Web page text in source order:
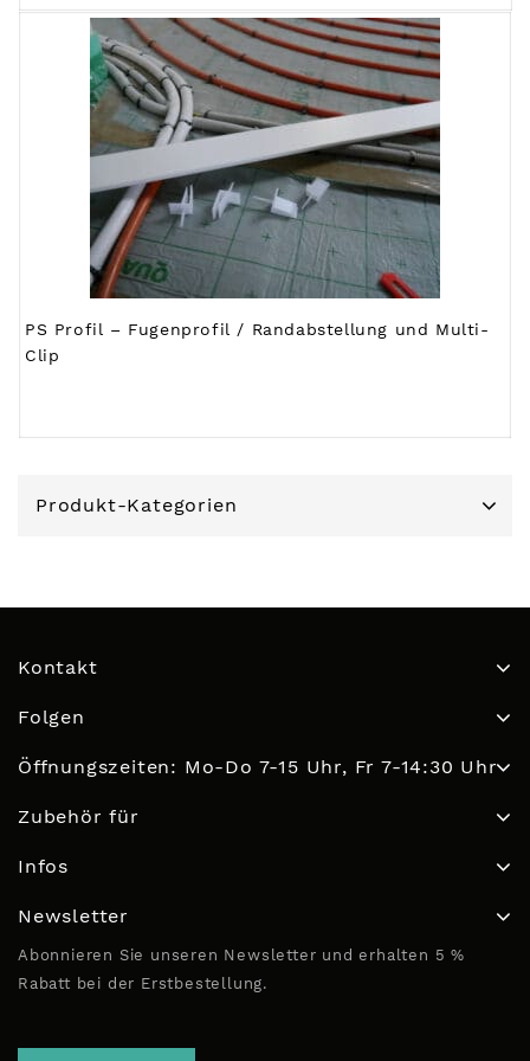
PS Profil – Fugenprofil / Randabstellung und Multi-
Clip
Produkt-Kategorien
Kontakt
Folgen
Öffnungszeiten: Mo-Do 7-15 Uhr, Fr 7-14:30 Uhr
Zubehör für
Infos
Newsletter
Abonnieren Sie unseren Newsletter und erhalten 5 %
Rabatt bei der Erstbestellung.